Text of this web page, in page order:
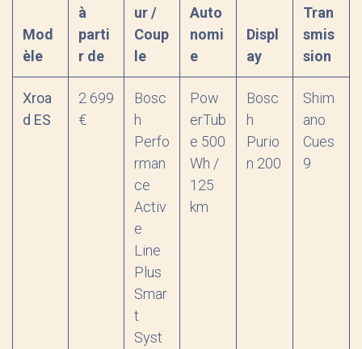
Mod
èle
à
parti
r de
ur /
Coup
le
Auto
nomi
e
Displ
ay
Tran
smis
sion
Xroa
d ES
2 699
€
Bosc
h
Perfo
rman
ce
Activ
e
Line
Plus
Smar
t
Syst
Pow
erTub
e 500
Wh /
125
km
Bosc
h
Purio
n 200
Shim
ano
Cues
9